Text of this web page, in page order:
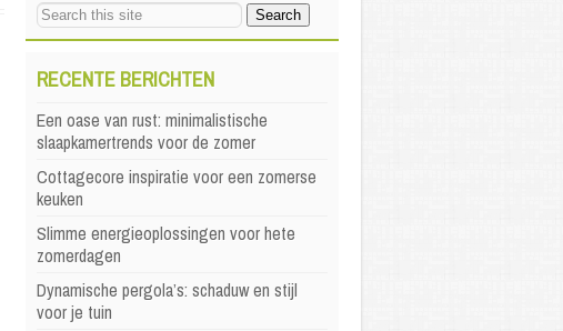
RECENTE BERICHTEN
Een oase van rust: minimalistische
slaapkamertrends voor de zomer
Cottagecore inspiratie voor een zomerse
keuken
Slimme energieoplossingen voor hete
zomerdagen
Dynamische pergola’s: schaduw en stijl
voor je tuin